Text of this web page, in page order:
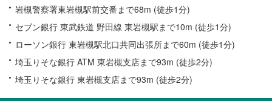
岩槻警察署東岩槻駅前交番まで68m (徒歩1分)
セブン銀行 東武鉄道 野田線 東岩槻駅まで10m (徒歩1分)
ローソン銀行 東岩槻駅北口共同出張所まで60m (徒歩1分)
埼玉りそな銀行 ATM 東岩槻支店まで93m (徒歩2分)
埼玉りそな銀行 東岩槻支店まで93m (徒歩2分)